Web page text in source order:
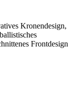
Kronendesign,
Frontdesign